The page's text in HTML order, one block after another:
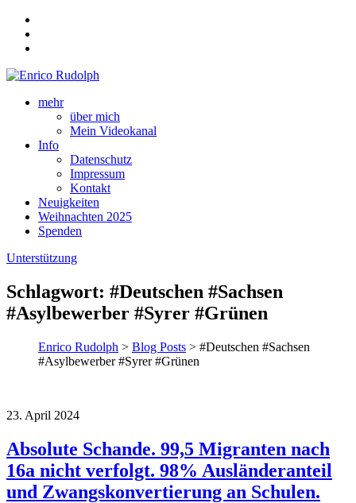
mehr
über mich
Mein Videokanal
Info
Datenschutz
Impressum
Kontakt
Neuigkeiten
Weihnachten 2025
Spenden
Unterstützung
Schlagwort: #Deutschen #Sachsen
#Asylbewerber #Syrer #Grünen
Enrico Rudolph > Blog Posts > #Deutschen #Sachsen
#Asylbewerber #Syrer #Grünen
23. April 2024
Absolute Schande. 99,5 Migranten nach
16a nicht verfolgt. 98% Ausländeranteil
und Zwangskonvertierung an Schulen.